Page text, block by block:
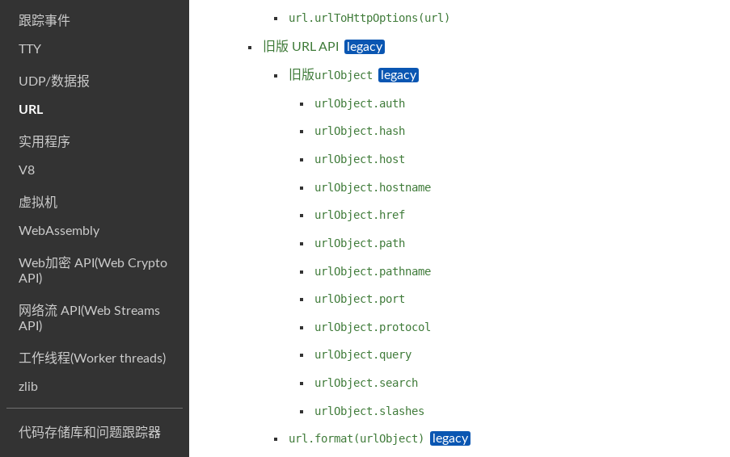
跟踪事件
TTY
UDP/数据报
URL
实用程序
V8
虚拟机
WebAssembly
Web加密 API(Web Crypto
API)
网络流 API(Web Streams
API)
工作线程(Worker threads)
zlib
代码存储库和问题跟踪器
url.urlToHttpOptions(url)
旧版 URL API
旧版urlObject
urlObject.auth
urlObject.hash
urlObject.host
urlObject.hostname
urlObject.href
urlObject.path
urlObject.pathname
urlObject.port
urlObject.protocol
urlObject.query
urlObject.search
urlObject.slashes
url.format(urlObject)